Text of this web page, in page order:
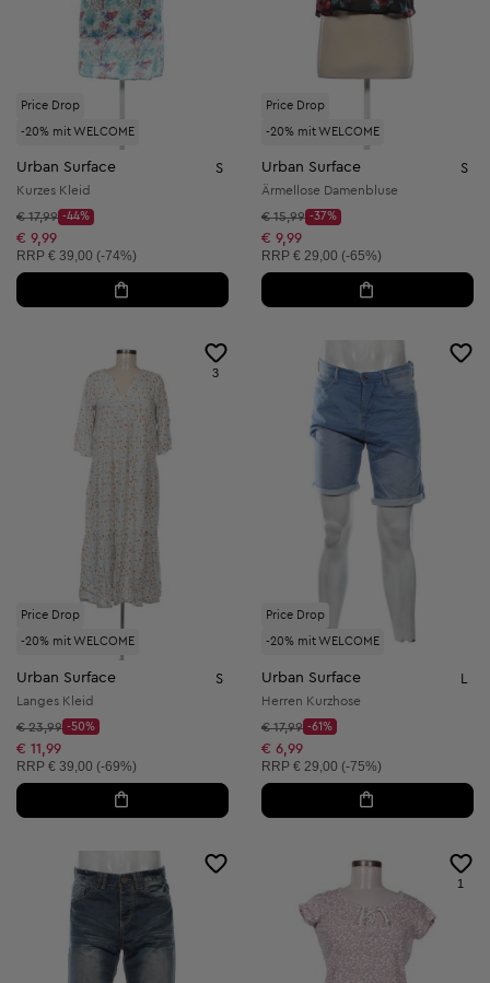
Price Drop
-20% mit WELCOME
Urban Surface S
Kurzes Kleid
Startpreis:
€ 17,99
Discount Price:
-44%
Reduzierter Preis:
€ 9,99
Unverbindliche Preisempfehlung:
RRP € 39,00 (-74%)
Price Drop
-20% mit WELCOME
Urban Surface S
Ärmellose Damenbluse
Startpreis:
€ 15,99
Discount Price:
-37%
Reduzierter Preis:
€ 9,99
Unverbindliche Preisempfehlung:
RRP € 29,00 (-65%)
Price Drop
-20% mit WELCOME
3
Urban Surface S
Langes Kleid
Startpreis:
€ 23,99
Discount Price:
-50%
Reduzierter Preis:
€ 11,99
Unverbindliche Preisempfehlung:
RRP € 39,00 (-69%)
Price Drop
-20% mit WELCOME
Urban Surface L
Herren Kurzhose
Startpreis:
€ 17,99
Discount Price:
-61%
Reduzierter Preis:
€ 6,99
Unverbindliche Preisempfehlung:
RRP € 29,00 (-75%)
1